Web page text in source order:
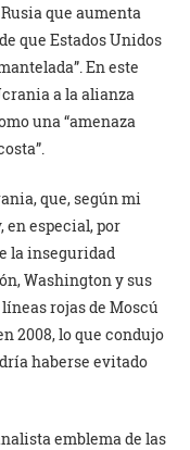
que aumenta
que Estados Unidos
En este
a la alianza
una “amenaza
que, según mi
en especial, por
la inseguridad
Washington y sus
rojas de Moscú
2008, lo que condujo
haberse evitado
emblema de las